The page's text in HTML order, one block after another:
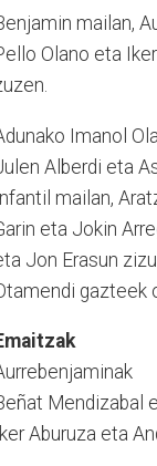
mailan,
Olano eta
Imanol
Alberdi eta
mailan,
eta Jokin
Jon Erasun
gazteek
Mendizabal
Iker Aburuza eta